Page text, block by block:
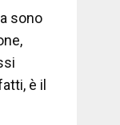
sono
è il